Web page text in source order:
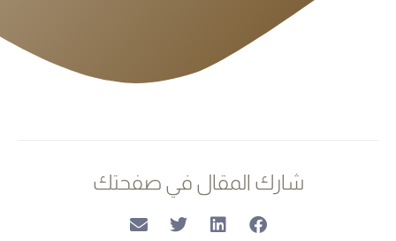
شارك المقال في صفحتك